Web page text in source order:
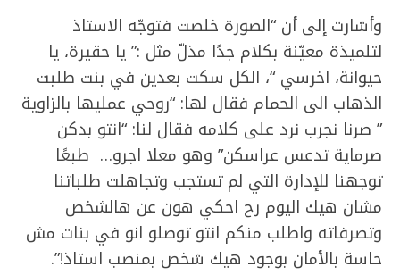
وأشارت إلى أن “الصورة خلصت فتوجّه الاستاذ
لتلميذة معيّنة بكلام جدًا مذلّ مثل :” يا حقيرة، يا
حيوانة، اخرسي “، الكل سكت بعدين في بنت طلبت
الذهاب الى الحمام فقال لها: “روحي عمليها بالزاوية
” صرنا نجرب نرد على كلامه فقال لنا: “انتو بدكن
صرماية تدعس عراسكن” وهو معلا اجرو… طبعًا
توجهنا للإدارة التي لم تستجب وتجاهلت طلباتنا
مشان هيك اليوم رح احكي هون عن هالشخص
وتصرفاته واطلب منكم انتو توصلو انو في بنات مش
حاسة بالأمان بوجود هيك شخص بمنصب استاذ!”.